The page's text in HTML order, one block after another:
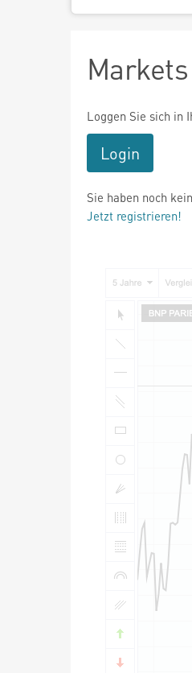
Markets
Loggen Sie sich in
Login
Sie haben noch
Jetzt registrieren!